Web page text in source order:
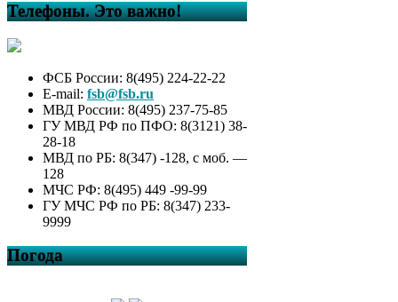
Телефоны. Это важно!
ФСБ России: 8(495) 224-22-22
E-mail: fsb@fsb.ru
МВД России: 8(495) 237-75-85
ГУ МВД РФ по ПФО: 8(3121) 38-
28-18
МВД по РБ: 8(347) -128, с моб. —
128
МЧС РФ: 8(495) 449 -99-99
ГУ МЧС РФ по РБ: 8(347) 233-
9999
Погода